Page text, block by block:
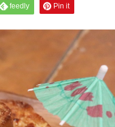
feedly Pin it